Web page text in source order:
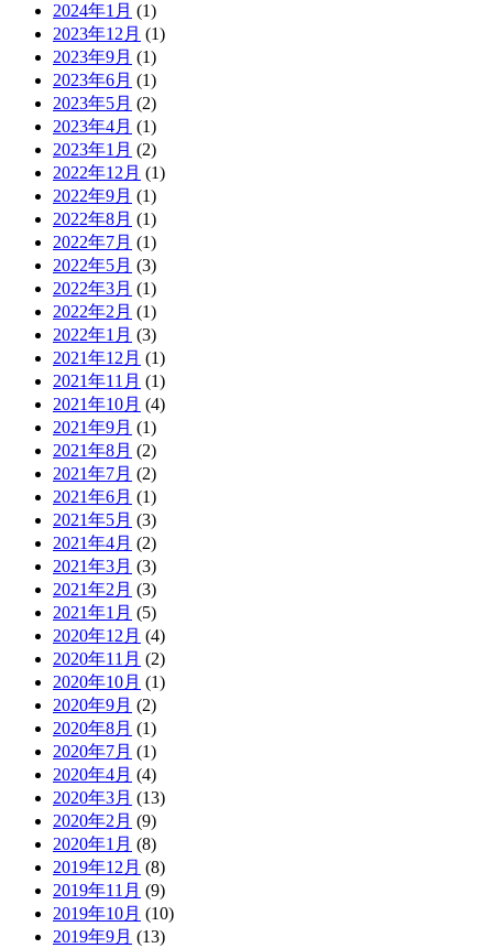
2024年1月 (1)
2023年12月 (1)
2023年9月 (1)
2023年6月 (1)
2023年5月 (2)
2023年4月 (1)
2023年1月 (2)
2022年12月 (1)
2022年9月 (1)
2022年8月 (1)
2022年7月 (1)
2022年5月 (3)
2022年3月 (1)
2022年2月 (1)
2022年1月 (3)
2021年12月 (1)
2021年11月 (1)
2021年10月 (4)
2021年9月 (1)
2021年8月 (2)
2021年7月 (2)
2021年6月 (1)
2021年5月 (3)
2021年4月 (2)
2021年3月 (3)
2021年2月 (3)
2021年1月 (5)
2020年12月 (4)
2020年11月 (2)
2020年10月 (1)
2020年9月 (2)
2020年8月 (1)
2020年7月 (1)
2020年4月 (4)
2020年3月 (13)
2020年2月 (9)
2020年1月 (8)
2019年12月 (8)
2019年11月 (9)
2019年10月 (10)
2019年9月 (13)